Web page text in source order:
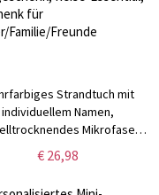
Strandtuch mit
individuellem Namen,
Mikrofaser-
Badetuch,
Strand-/Poolparty-
Reise-Essential,
€ 26,98